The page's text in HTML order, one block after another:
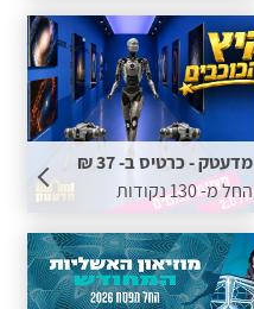
מדעטק - כרטיס ב- 37 ₪
החל מ- 130 נקודות